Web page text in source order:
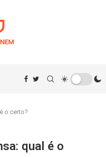
o certo?
qual é o